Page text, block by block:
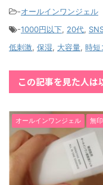
-オールインワンジェル
-1000円以下, 20代,
低刺激, 保湿, 大容量, 時短
この記事を見た人は
オールインワンジェル 無